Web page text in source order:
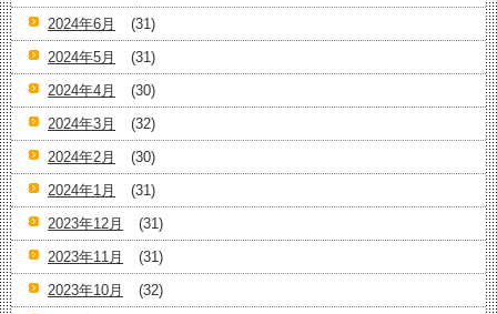
2024年6月
(31)
2024年5月
(31)
2024年4月
(30)
2024年3月
(32)
2024年2月
(30)
2024年1月
(31)
2023年12月
(31)
2023年11月
(31)
2023年10月
(32)